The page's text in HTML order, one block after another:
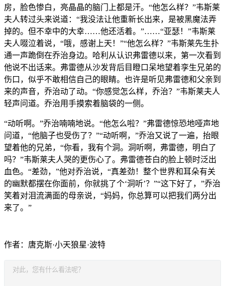
房，脸色惨白，亮晶晶的脑门上都是汗。“他怎么样？”韦斯莱
夫人转过头来说道：“我没法让他重新长出来，是被黑魔法弄
掉的。但不幸中的大幸……他还活着。”……“亚瑟！”韦斯莱
夫人啜泣着说，“哦，感谢上天！”“他怎么样？”韦斯莱先生扑
通一声跪倒在乔治身边。哈利从认识弗雷德以来，第一次看到
他说不出话来。弗雷德从沙发背后目瞪口呆地望着孪生兄弟的
伤口，似乎不敢相信自己的眼睛。也许是听见弗雷德和父亲到
来的声音，乔治动了动。“你感觉怎么样，乔治？”韦斯莱夫人
轻声问道。乔治用手摸索着脑袋的一侧。
“动听啊。”乔治喃喃地说。“他怎么啦？”弗雷德惊恐地哑声地
问道，“他脑子也受伤了？”“动听啊，”乔治又说了一遍，抬眼
望着他的兄弟，“你看，我有个洞。洞听啊，弗雷德，明白了
吗？”韦斯莱夫人哭的更伤心了。弗雷德苍白的脸上顿时泛出
血色。“差劲，”他对乔治说，“真差劲！整个世界和耳朵有关
的幽默都摆在你面前，你就挑了个‘洞听’？”“这下好了，”乔治
笑着对泪流满面的母亲说，“妈妈，你总算可以把我们两分出
来了。”
作者：唐克斯·小天狼星·波特